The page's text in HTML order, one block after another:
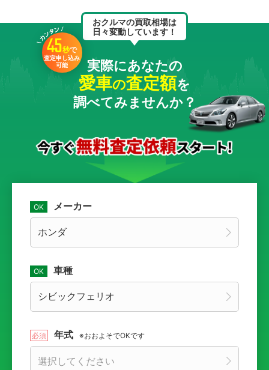
おクルマの買取相場は
日々変動しています！
45秒で
査定申し込み
可能
実際にあなたの
愛車の査定額を
調べてみませんか？
メーカー
車種
年式 ※おおよそでOKです